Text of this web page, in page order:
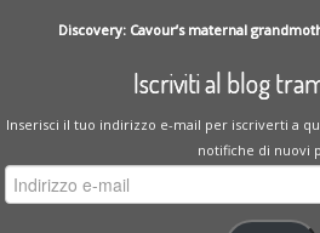
Discovery: Cavour’s maternal
Iscriviti al blog
Inserisci il tuo indirizzo e-mail per iscriverti a
notifiche di nuovi
Indirizzo
e-